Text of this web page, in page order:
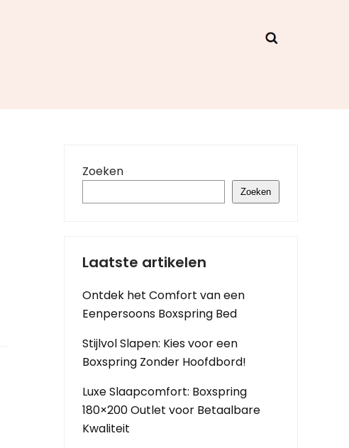
Zoeken
Zoeken
Laatste artikelen
Ontdek het Comfort van een
Eenpersoons Boxspring Bed
Stijlvol Slapen: Kies voor een
Boxspring Zonder Hoofdbord!
Luxe Slaapcomfort: Boxspring
180×200 Outlet voor Betaalbare
Kwaliteit